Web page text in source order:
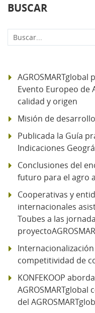
BUSCAR
Buscar...
Evento Europeo de
calidad y origen
Misión de
Publicada la Guía
Indicaciones
Conclusiones del
futuro para el agro
Cooperativas y
internacionales
Toubes a las
competitividad de
KONFEKOOP
del